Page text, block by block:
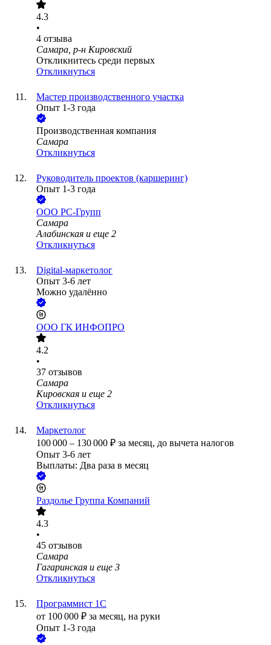
4.3
•
4 отзыва
Самара, р-н Кировский
Откликнитесь среди первых
Откликнуться
Мастер производственного участка
Опыт 1-3 года
Производственная компания
Самара
Откликнуться
Руководитель проектов (каршеринг)
Опыт 1-3 года
ООО РС-Групп
Самара
Алабинская и еще 2
Откликнуться
Digital-маркетолог
Опыт 3-6 лет
Можно удалённо
ООО ГК ИНФОПРО
4.2
•
37 отзывов
Самара
Кировская и еще 2
Откликнуться
Маркетолог
100 000 – 130 000 ₽ за месяц, до вычета налогов
Опыт 3-6 лет
Выплаты: Два раза в месяц
Раздолье Группа Компаний
4.3
•
45 отзывов
Самара
Гагаринская и еще 3
Откликнуться
Программист 1C
от 100 000 ₽ за месяц, на руки
Опыт 1-3 года